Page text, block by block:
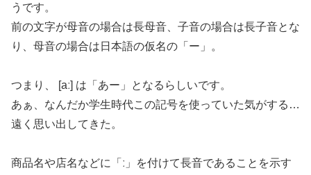
うです。
前の文字が母音の場合は長母音、子音の場合は長子音とな
り、母音の場合は日本語の仮名の「ー」。
つまり、 [aː] は「あー」となるらしいです。
あぁ、なんだか学生時代この記号を使っていた気がする…
遠く思い出してきた。
商品名や店名などに「ː」を付けて長音であることを示す